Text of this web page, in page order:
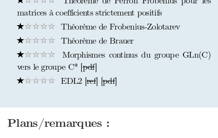
matrices à coefficients strictement positifs
Théorème de Frobenius-Zolotarev
Théorème de Brauer
Morphismes continus du groupe GLn(C)
vers le groupe C* [pdf]
EDL2 [ref] [pdf]
Plans/remarques :